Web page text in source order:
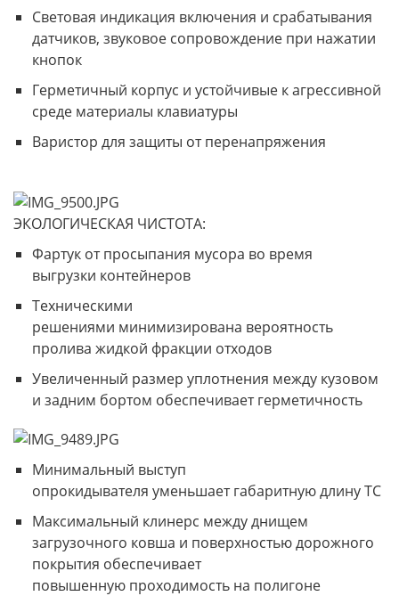
Световая индикация включения и срабатывания
датчиков, звуковое сопровождение при нажатии
кнопок
Герметичный корпус и устойчивые к агрессивной
среде материалы клавиатуры
Варистор для защиты от перенапряжения
ЭКОЛОГИЧЕСКАЯ ЧИСТОТА:
Фартук от просыпания мусора во время
выгрузки контейнеров
Техническими
решениями минимизирована вероятность
пролива жидкой фракции отходов
Увеличенный размер уплотнения между кузовом
и задним бортом обеспечивает герметичность
Минимальный выступ
опрокидывателя уменьшает габаритную длину ТС
Максимальный клинерс между днищем
загрузочного ковша и поверхностью дорожного
покрытия обеспечивает
повышенную проходимость на полигоне